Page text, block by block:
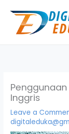
content
Inggris
Leave a